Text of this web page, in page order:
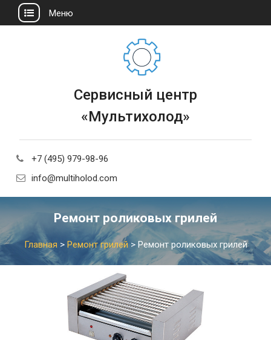
Меню
Сервисный центр
«Мультихолод»
+7 (495) 979-98-96
info@multiholod.com
Ремонт роликовых грилей
Главная > Ремонт грилей> Ремонт роликовых грилей